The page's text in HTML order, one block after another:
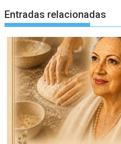
Entradas relacionadas